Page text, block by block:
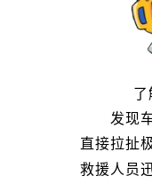
发现
直接拉扯
救援人员